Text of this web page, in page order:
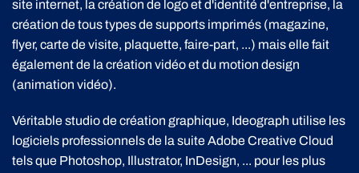
site internet, la création de logo et d'identité d'entreprise, la
création de tous types de supports imprimés (magazine,
flyer, carte de visite, plaquette, faire-part, ...) mais elle fait
également de la création vidéo et du motion design
(animation vidéo).
Véritable studio de création graphique, Ideograph utilise les
logiciels professionnels de la suite Adobe Creative Cloud
tels que Photoshop, Illustrator, InDesign, ... pour les plus